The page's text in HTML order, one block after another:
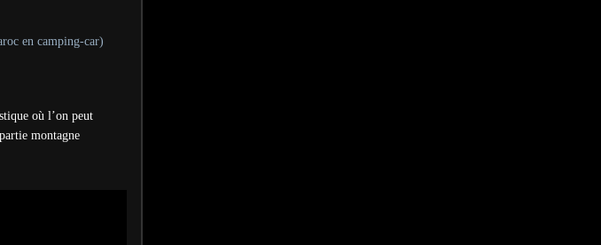
où l’on peut
montagne